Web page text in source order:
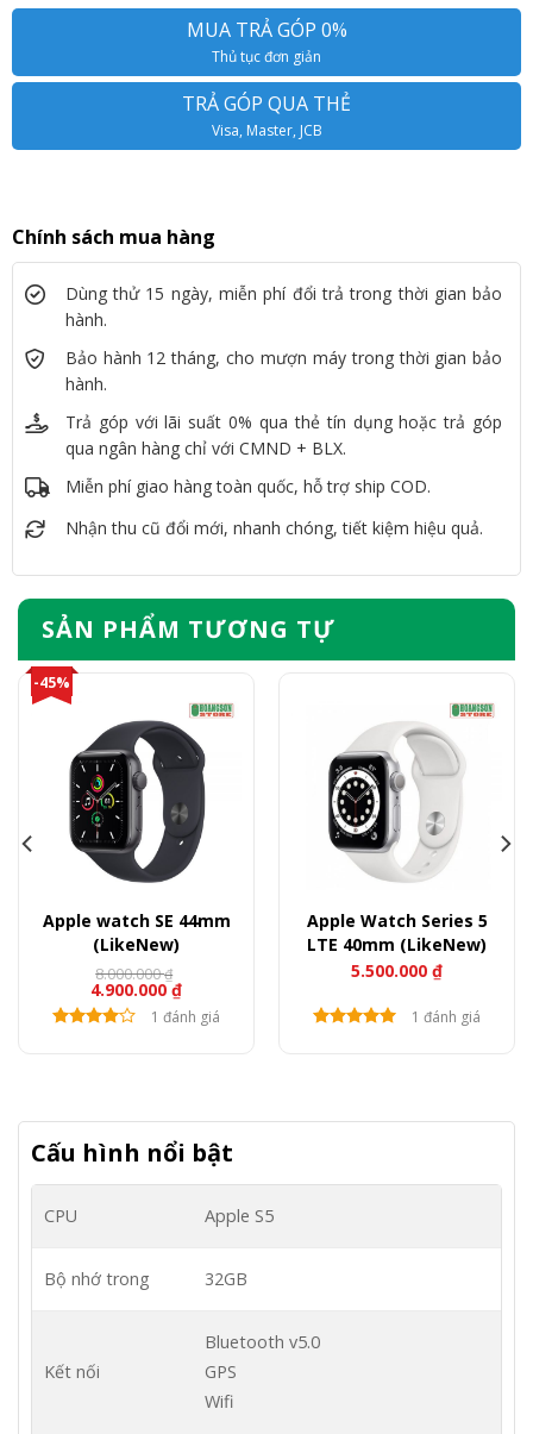
MUA TRẢ GÓP 0%
Thủ tục đơn giản
TRẢ GÓP QUA THẺ
Visa, Master, JCB
Chính sách mua hàng
Dùng thử 15 ngày, miễn phí đổi trả trong thời gian bảo
hành.
Bảo hành 12 tháng, cho mượn máy trong thời gian bảo
hành.
Trả góp với lãi suất 0% qua thẻ tín dụng hoặc trả góp
qua ngân hàng chỉ với CMND + BLX.
Miễn phí giao hàng toàn quốc, hỗ trợ ship COD.
Nhận thu cũ đổi mới, nhanh chóng, tiết kiệm hiệu quả.
SẢN PHẨM TƯƠNG TỰ
-45%
Apple watch SE 44mm
(LikeNew)
4.900.000 ₫
8.000.000₫
1 đánh giá
Apple Watch Series 5
LTE 40mm (LikeNew)
5.500.000 ₫
1 đánh giá
Cấu hình nổi bật
CPU Apple S5
Bộ nhớ trong 32GB
Kết nối
Bluetooth v5.0
GPS
Wifi